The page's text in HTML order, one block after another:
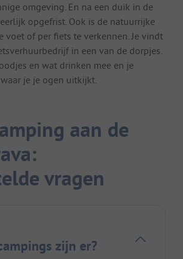
omgeving. En na een duik in de
opgefrist. Ook is de natuurrijke
voet of per fiets te verkennen. Je vindt
in een van de dorpjes.
en wat drinken mee en je
je je ogen uitkijkt.
aan de
vragen
zijn er?